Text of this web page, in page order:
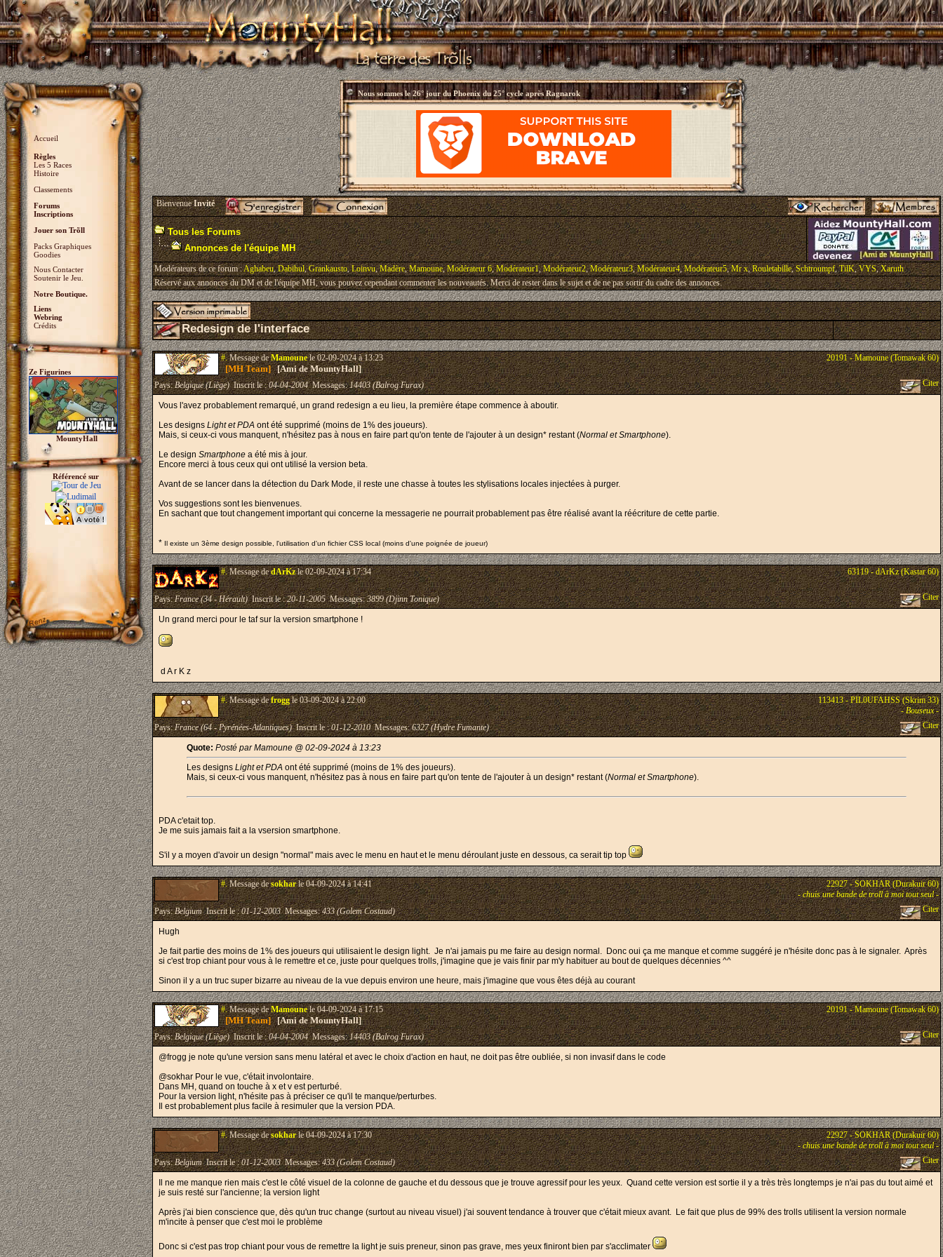
Accueil
Règles
Les 5 Races
Histoire
Classements
Forums
Inscriptions
Jouer son Trõll
Packs Graphiques
Goodies
Nous Contacter
Soutenir le Jeu.
Notre Boutique.
Liens
Webring
Crédits
Ze Figurines
MountyHall
Référencé sur
Nous sommes le26° jour du Phoenix du 25° cycle après Ragnarok
BienvenueInvité
Tous les Forums
Annonces de l'équipe MH
Modérateurs de ce forum :Aghabeu,Dabihul,Grankausto,Loinvu,Madère,Mamoune,Modérateur 6,Modérateur1,Modérateur2,Modérateur3,Modérateur4,Modérateur5,Mr x,Rouletabille,Schtroumpf,TilK,VYS,Xaruth
Réservé aux annonces du DM et de l'équipe MH, vous pouvez cependant commenter les nouveautés. Merci de rester dans le sujet et de ne pas sortir du cadre des annonces.
Redesign de l'interface
#.Message deMamounele 02-09-2024 à 13:23
[MH Team][Ami de MountyHall]
20191 - Mamoune (Tomawak 60)
Pays:Belgique (Liège)Inscrit le :04-04-2004Messages:14403 (Balrog Furax) Citer
Vous l'avez probablement remarqué, un grand redesign a eu lieu, la première étape commence à aboutir.
Les designs Light et PDA ont été supprimé (moins de 1% des joueurs).
Mais, si ceux-ci vous manquent, n'hésitez pas à nous en faire part qu'on tente de l'ajouter à un design* restant (Normal et Smartphone).
Le design Smartphone a été mis à jour.
Encore merci à tous ceux qui ont utilisé la version beta.
Avant de se lancer dans la détection du Dark Mode, il reste une chasse à toutes les stylisations locales injectées à purger.
Vos suggestions sont les bienvenues.
En sachant que tout changement important qui concerne la messagerie ne pourrait probablement pas être réalisé avant la réécriture de cette partie.
* Il existe un 3ème design possible, l'utilisation d'un fichier CSS local (moins d'une poignée de joueur)
#.Message dedArKzle 02-09-2024 à 17:34 63119 - dArKz (Kastar 60)
Pays:France (34 - Hérault)Inscrit le :20-11-2005Messages:3899 (Djinn Tonique) Citer
Un grand merci pour le taf sur la version smartphone !
d A r K z
#.Message defroggle 03-09-2024 à 22:00
113413 - PIL0UFAHSS (Skrim 33)
-Bouseux-
Pays:France (64 - Pyrénées-Atlantiques)Inscrit le :01-12-2010Messages:6327 (Hydre Fumante) Citer
Quote: Posté par Mamoune @ 02-09-2024 à 13:23
Les designs Light et PDA ont été supprimé (moins de 1% des joueurs).
Mais, si ceux-ci vous manquent, n'hésitez pas à nous en faire part qu'on tente de l'ajouter à un design* restant (Normal et Smartphone).
PDA c'etait top.
Je me suis jamais fait a la vsersion smartphone.
S'il y a moyen d'avoir un design "normal" mais avec le menu en haut et le menu déroulant juste en dessous, ca serait tip top
#.Message desokharle 04-09-2024 à 14:41
22927 - SOKHAR (Durakuir 60)
-chuis une bande de troll à moi tout seul-
Pays:BelgiumInscrit le :01-12-2003Messages:433 (Golem Costaud) Citer
Hugh
Je fait partie des moins de 1% des joueurs qui utilisaient le design light. Je n'ai jamais pu me faire au design normal. Donc oui ça me manque et comme suggéré je n'hésite donc pas à le signaler. Après
si c'est trop chiant pour vous à le remettre et ce, juste pour quelques trolls, j'imagine que je vais finir par m'y habituer au bout de quelques décennies ^^
Sinon il y a un truc super bizarre au niveau de la vue depuis environ une heure, mais j'imagine que vous êtes déjà au courant
#.Message deMamounele 04-09-2024 à 17:15
[MH Team][Ami de MountyHall]
20191 - Mamoune (Tomawak 60)
Pays:Belgique (Liège)Inscrit le :04-04-2004Messages:14403 (Balrog Furax) Citer
@frogg je note qu'une version sans menu latéral et avec le choix d'action en haut, ne doit pas être oubliée, si non invasif dans le code
@sokhar Pour le vue, c'était involontaire.
Dans MH, quand on touche à x et v est perturbé.
Pour la version light, n'hésite pas à préciser ce qu'il te manque/perturbes.
Il est probablement plus facile à resimuler que la version PDA.
#.Message desokharle 04-09-2024 à 17:30
22927 - SOKHAR (Durakuir 60)
-chuis une bande de troll à moi tout seul-
Pays:BelgiumInscrit le :01-12-2003Messages:433 (Golem Costaud) Citer
Il ne me manque rien mais c'est le côté visuel de la colonne de gauche et du dessous que je trouve agressif pour les yeux. Quand cette version est sortie il y a très très longtemps je n'ai pas du tout aimé et
je suis resté sur l'ancienne; la version light
Après j'ai bien conscience que, dès qu'un truc change (surtout au niveau visuel) j'ai souvent tendance à trouver que c'était mieux avant. Le fait que plus de 99% des trolls utilisent la version normale
m'incite à penser que c'est moi le problème
Donc si c'est pas trop chiant pour vous de remettre la light je suis preneur, sinon pas grave, mes yeux finiront bien par s'acclimater